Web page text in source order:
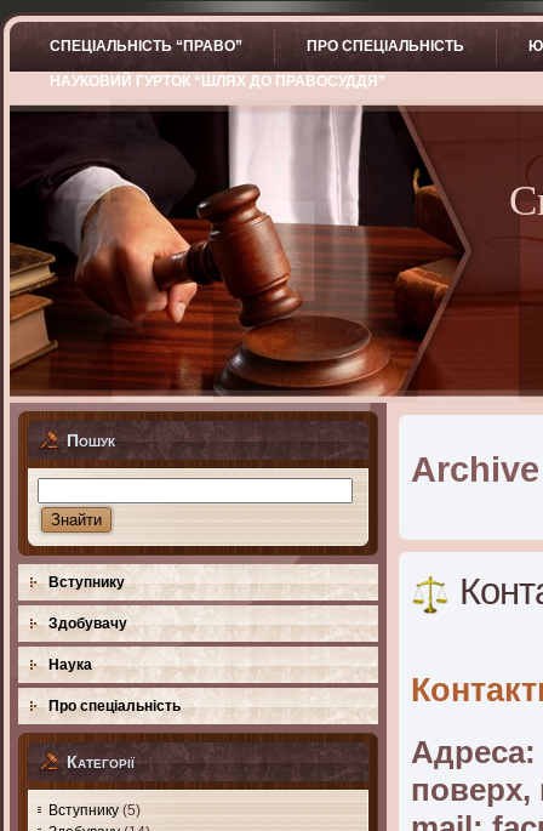
СПЕЦІАЛЬНІСТЬ “ПРАВО” ПРО СПЕЦІАЛЬНІСТЬ
НАУКОВИЙ ГУРТОК “ШЛЯХ ДО ПРАВОСУДДЯ”
Пошук
Вступнику
Здобувачу
Наука
Про спеціальність
Категорії
Вступнику (5)
Адреса:
поверх,